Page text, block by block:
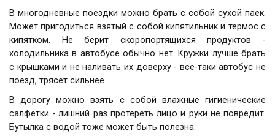
В многодневные поездки можно брать с собой сухой паек.
Может пригодиться взятый с собой кипятильник и термос с
кипятком. Не берит скоропортящихся продуктов -
холодильника в автобусе обычно нет. Кружки лучше брать
с крышками и не наливать их доверху - все-таки автобус не
поезд, трясет сильнее.
В дорогу можно взять с собой влажные гигиенические
салфетки - лишний раз протереть лицо и руки не повредит.
Бутылка с водой тоже может быть полезна.